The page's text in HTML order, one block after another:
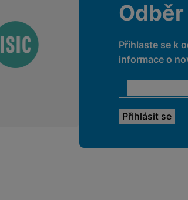
Přihlaste se k
informace o